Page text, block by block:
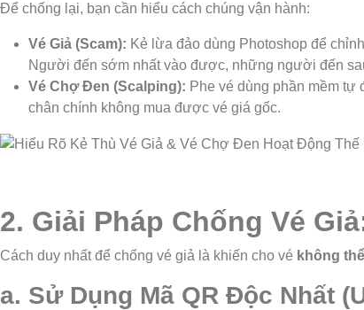
Để chống lại, bạn cần hiểu cách chúng vận hành:
Vé Giả (Scam): Kẻ lừa đảo dùng Photoshop để
Người đến sớm nhất vào được, những người đến
Vé Chợ Đen (Scalping): Phe vé dùng phần mềm tự
chân chính không mua được vé giá gốc.
2. Giải Pháp Chống Vé
Cách duy nhất để chống vé giả là khiến cho vé không
a. Sử Dụng Mã QR Độc Nhất